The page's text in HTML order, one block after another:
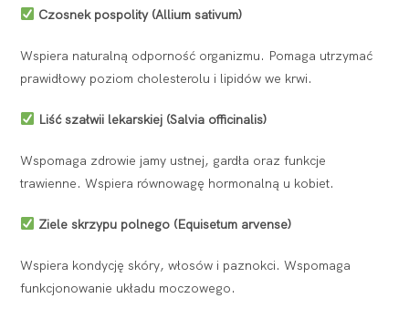
Czosnek pospolity (Allium sativum)
Wspiera naturalną odporność organizmu. Pomaga utrzymać
prawidłowy poziom cholesterolu i lipidów we krwi.
Liść szałwii lekarskiej (Salvia officinalis)
Wspomaga zdrowie jamy ustnej, gardła oraz funkcje
trawienne. Wspiera równowagę hormonalną u kobiet.
Ziele skrzypu polnego (Equisetum arvense)
Wspiera kondycję skóry, włosów i paznokci. Wspomaga
funkcjonowanie układu moczowego.